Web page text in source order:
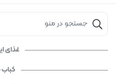
غذای